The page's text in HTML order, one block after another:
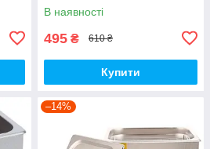
В наявності
495 ₴ 610 ₴
Купити
–14%